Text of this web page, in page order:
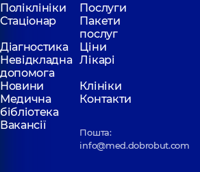
Поліклініки
Послуги
Стаціонар
Пакети
послуг
Діагностика
Ціни
Невідкладна
допомога
Лікарі
Новини
Клініки
Медична
бібліотека
Контакти
Вакансії
Пошта:
info@med.dobrobut.com